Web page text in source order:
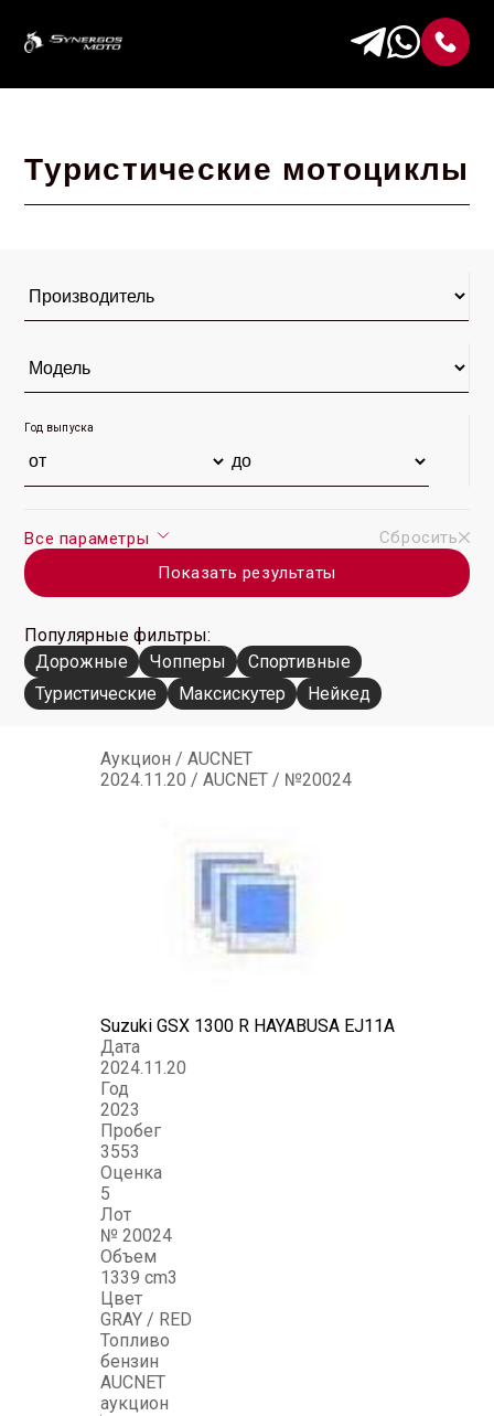
Туристические мотоциклы
Год выпуска
Все параметры
Сбросить
Показать результаты
Популярные фильтры:
Дорожные
Чопперы
Спортивные
Туристические
Максискутер Нейкед
Аукцион / AUCNET
2024.11.20 / AUCNET / №20024
Suzuki GSX 1300 R HAYABUSA EJ11A
Дата
2024.11.20
Год
2023
Пробег
3553
Оценка
5
Лот
№ 20024
Объем
1339 cm3
Цвет
GRAY / RED
Топливо
бензин
AUCNET
аукцион